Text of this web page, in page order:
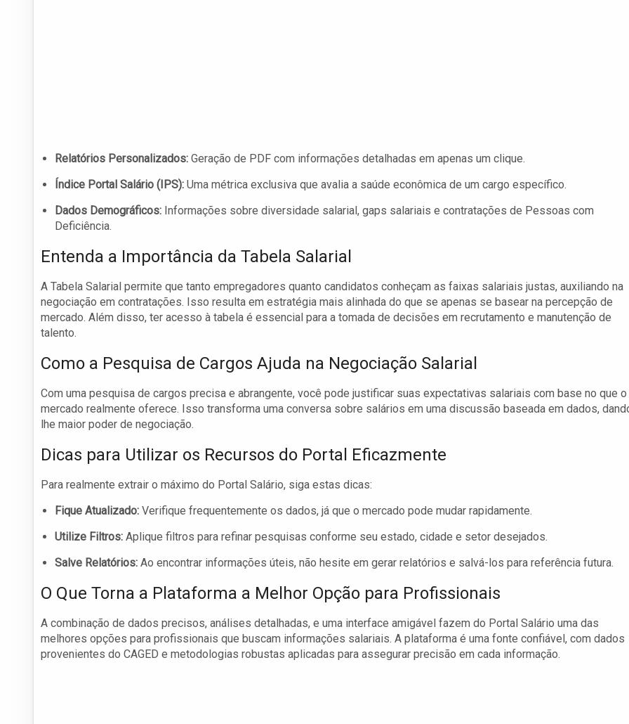
Relatórios Personalizados: Geração de PDF com informações detalhadas em apenas um clique.
Índice Portal Salário (IPS): Uma métrica exclusiva que avalia a saúde econômica de um cargo específico.
Dados Demográficos: Informações sobre diversidade salarial, gaps salariais e contratações de Pessoas com
Deficiência.
Entenda a Importância da Tabela Salarial
A Tabela Salarial permite que tanto empregadores quanto candidatos conheçam as faixas salariais justas, auxiliando na
negociação em contratações. Isso resulta em estratégia mais alinhada do que se apenas se basear na percepção de
mercado. Além disso, ter acesso à tabela é essencial para a tomada de decisões em recrutamento e manutenção de
talento.
Como a Pesquisa de Cargos Ajuda na Negociação Salarial
Com uma pesquisa de cargos precisa e abrangente, você pode justificar suas expectativas salariais com base no que o
mercado realmente oferece. Isso transforma uma conversa sobre salários em uma discussão baseada em dados,
lhe maior poder de negociação.
Dicas para Utilizar os Recursos do Portal Eficazmente
Para realmente extrair o máximo do Portal Salário, siga estas dicas:
Fique Atualizado: Verifique frequentemente os dados, já que o mercado pode mudar rapidamente.
Utilize Filtros: Aplique filtros para refinar pesquisas conforme seu estado, cidade e setor desejados.
Salve Relatórios: Ao encontrar informações úteis, não hesite em gerar relatórios e salvá-los para referência futura.
O Que Torna a Plataforma a Melhor Opção para Profissionais
A combinação de dados precisos, análises detalhadas, e uma interface amigável fazem do Portal Salário uma das
melhores opções para profissionais que buscam informações salariais. A plataforma é uma fonte confiável, com dados
provenientes do CAGED e metodologias robustas aplicadas para assegurar precisão em cada informação.